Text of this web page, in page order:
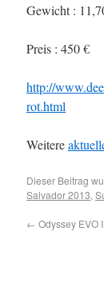
Gewicht :
Preis : 450 €
http://
rot.html
Weitere
Dieser Beitrag
Salvador 2013,
← Odyssey EVO